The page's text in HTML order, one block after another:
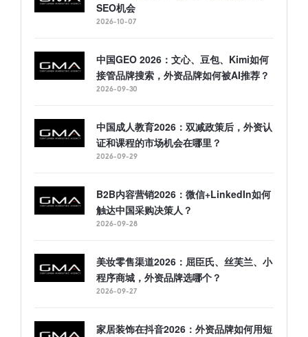
SEO机会
2026-10-07
中国GEO 2026：文心、豆包、Kimi如何
接管品牌搜索，外资品牌如何被AI推荐？
2026-09-30
中国成人教育2026：双减政策后，外资认
证和课程的市场机会在哪里？
2026-09-29
B2B内容营销2026：微信+LinkedIn如何
触达中国采购决策人？
2026-09-28
美妆零售渠道2026：屈臣氏、丝芙兰、小
程序商城，外资品牌选哪个？
2026-09-27
家居装饰在抖音2026：外资品牌如何用短